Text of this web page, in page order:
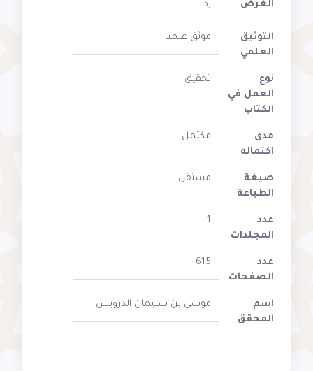
الغرض رد
التوثيق
العلمي
موثق علميا
نوع
العمل في
الكتاب
تحقيق
مدى
اكتماله
مكتمل
صيغة
الطباعة
مستقل
عدد
المجلدات
1
عدد
الصفحات
615
اسم
المحقق
موسى بن سليمان الدرويش